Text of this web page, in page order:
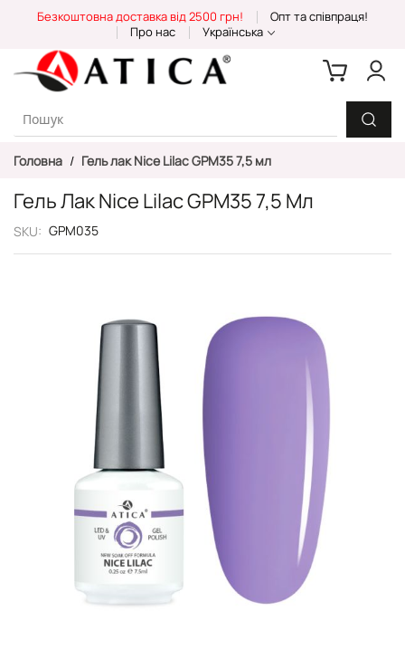
Content
Безкоштовна доставка від 2500 грн!
Опт та співпраця!
Про нас
Українська
Головна Гель лак Nice Lilac GPM35 7,5 мл
Гель Лак Nice Lilac GPM35 7,5 Мл
SKU GPM035